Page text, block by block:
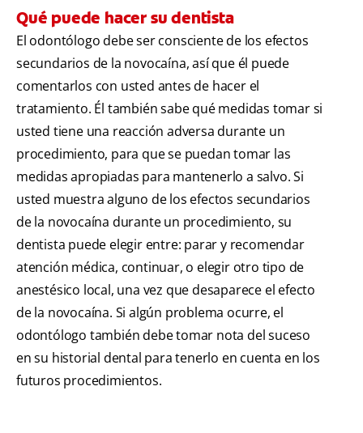
Qué puede hacer su dentista
El odontólogo debe ser consciente de los efectos
secundarios de la novocaína, así que él puede
comentarlos con usted antes de hacer el
tratamiento. Él también sabe qué medidas tomar si
usted tiene una reacción adversa durante un
procedimiento, para que se puedan tomar las
medidas apropiadas para mantenerlo a salvo. Si
usted muestra alguno de los efectos secundarios
de la novocaína durante un procedimiento, su
dentista puede elegir entre: parar y recomendar
atención médica, continuar, o elegir otro tipo de
anestésico local, una vez que desaparece el efecto
de la novocaína. Si algún problema ocurre, el
odontólogo también debe tomar nota del suceso
en su historial dental para tenerlo en cuenta en los
futuros procedimientos.